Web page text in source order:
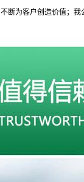
为客户创造价值；